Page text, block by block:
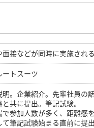
面接などが同時に実施され
ートスーツ
明。企業紹介。先輩社員の
共に提出。筆記試験。
で参加人数が多く、距離感
て筆記試験始まる直前に提